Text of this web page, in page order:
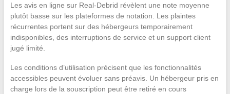
Les avis en ligne sur Real-Debrid révèlent une note moyenne
plutôt basse sur les plateformes de notation. Les plaintes
récurrentes portent sur des hébergeurs temporairement
indisponibles, des interruptions de service et un support client
jugé limité.
Les conditions d’utilisation précisent que les fonctionnalités
accessibles peuvent évoluer sans préavis. Un hébergeur pris en
charge lors de la souscription peut être retiré en cours